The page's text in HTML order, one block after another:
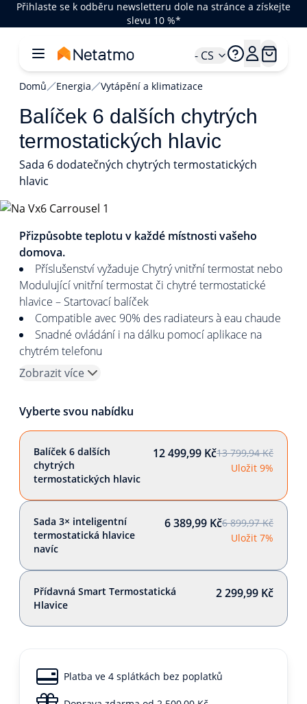
Přihlaste se k odběru newsletteru dole na stránce a získejte
slevu 10 %*
- CS
Domů Energia Vytápění a klimatizace
Balíček 6 dalších chytrých
termostatických hlavic
Sada 6 dodatečných chytrých termostatických
hlavic
Přizpůsobte teplotu v každé místnosti vašeho
domova.
Příslušenství vyžaduje Chytrý vnitřní termostat nebo
Modulující vnitřní termostat či chytré termostatické
hlavice – Startovací balíček
Compatible avec 90% des radiateurs à eau chaude
Snadné ovládání i na dálku pomocí aplikace na
chytrém telefonu
Zobrazit více
Vyberte svou nabídku
Balíček 6 dalších
chytrých
termostatických hlavic
12 499,99 Kč13 799,94 Kč
Uložit 9%
Sada 3× inteligentní
termostatická hlavice
navíc
6 389,99 Kč6 899,97 Kč
Uložit 7%
Přídavná Smart Termostatická
Hlavice
2 299,99 Kč
Platba ve 4 splátkách bez poplatků